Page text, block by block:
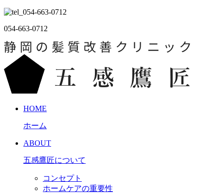
054-663-0712
HOME
ホーム
ABOUT
五感鷹匠について
コンセプト
ホームケアの重要性